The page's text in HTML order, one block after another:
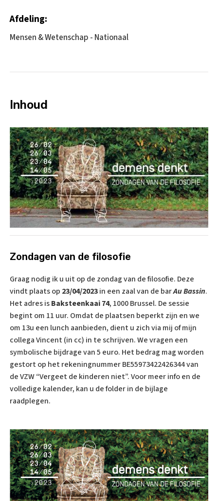
Afdeling:
Mensen & Wetenschap - Nationaal
Inhoud
Zondagen van de filosofie
Graag nodig ik u uit op de zondag van de filosofie. Deze
vindt plaats op 23/04/2023in een zaal van de barAu Bassin.
Het adres isBaksteenkaai 74, 1000 Brussel. De sessie
begint om 11 uur. Omdat de plaatsen beperkt zijn en we
om 13u een lunch aanbieden, dient u zich via mij of mijn
collega Vincent (in cc) in te schrijven. We vragen een
symbolische bijdrage van 5 euro. Het bedrag mag worden
gestort op het rekeningnummer BE55973422426344 van
de VZW “Vergeet de kinderen niet”. Voor meer info en de
volledige kalender, kan u de folder in de bijlage
raadplegen.